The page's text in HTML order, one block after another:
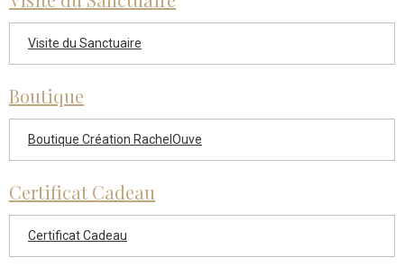
Visite du Sanctuaire
Boutique
Boutique Création RachelOuve
Certificat Cadeau
Certificat Cadeau